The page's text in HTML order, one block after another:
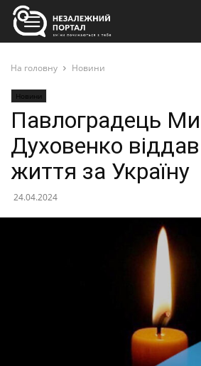
На головну Новини
Новини
Павлоградець
Духовенко
життя за Україну
24.04.2024